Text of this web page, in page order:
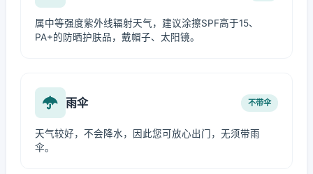
属中等强度紫外线辐射天气，建议涂擦SPF高于15、
PA+的防晒护肤品，戴帽子、太阳镜。
雨伞 不带伞
天气较好，不会降水，因此您可放心出门，无须带雨
伞。